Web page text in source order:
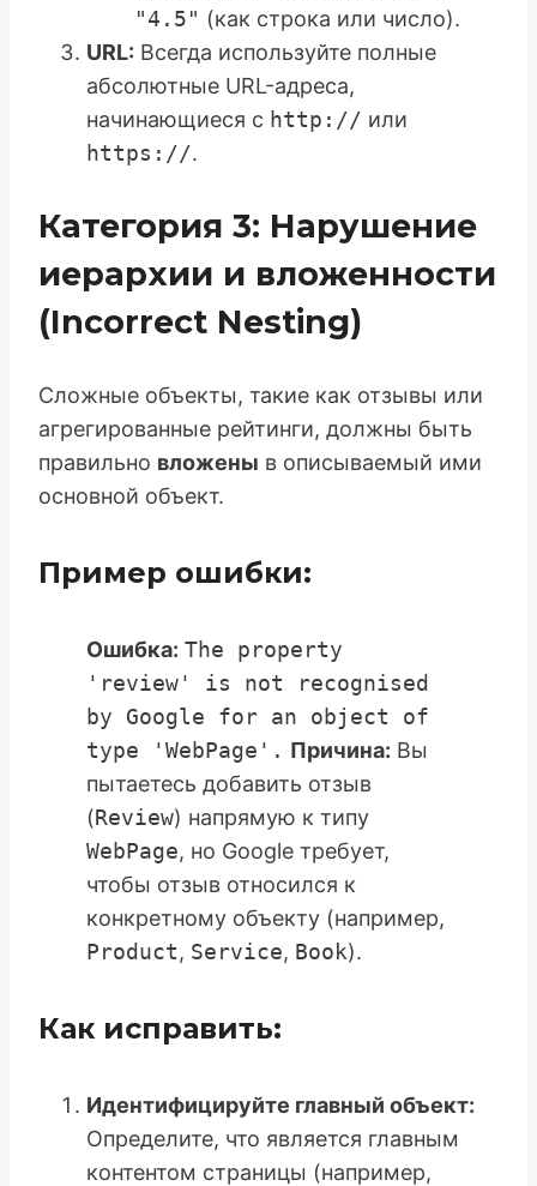
"4.5" (как строка или число).
URL: Всегда используйте полные
абсолютные URL-адреса,
начинающиеся с http:// или
https://.
Категория 3: Нарушение
иерархии и вложенности
(Incorrect Nesting)
Сложные объекты, такие как отзывы или
агрегированные рейтинги, должны быть
правильно вложены в описываемый ими
основной объект.
Пример ошибки:
Ошибка: The property
'review' is not recognised
by Google for an object of
type 'WebPage'. Причина: Вы
пытаетесь добавить отзыв
(Review) напрямую к типу
WebPage, но Google требует,
чтобы отзыв относился к
конкретному объекту (например,
Product, Service, Book).
Как исправить:
Идентифицируйте главный объект:
Определите, что является главным
контентом страницы (например,